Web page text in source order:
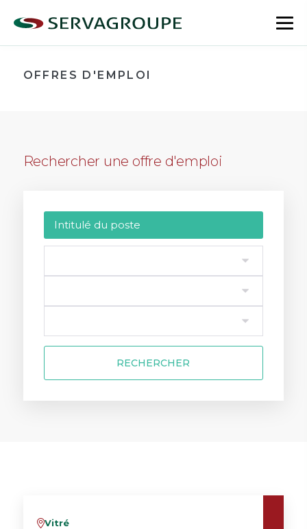
OFFRES D'EMPLOI
Rechercher une offre d'emploi
RECHERCHER
vVitré